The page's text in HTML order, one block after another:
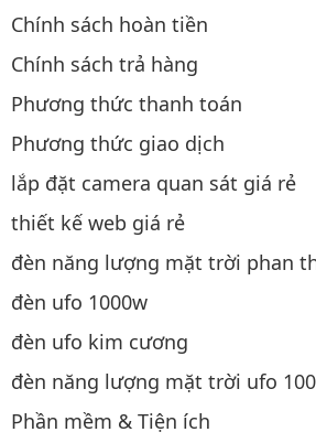
Chính sách hoàn tiền
Chính sách trả hàng
Phương thức thanh toán
Phương thức giao dịch
lắp đặt camera quan sát giá rẻ
thiết kế web giá rẻ
đèn năng lượng mặt trời phan
đèn ufo 1000w
đèn ufo kim cương
đèn năng lượng mặt trời ufo
Phần mềm & Tiện ích